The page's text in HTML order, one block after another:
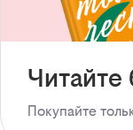
Читайте
Покупайте